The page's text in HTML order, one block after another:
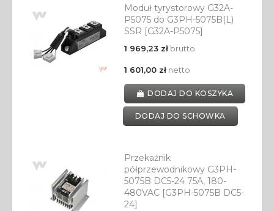
Moduł tyrystorowy G32A-
P5075 do G3PH-5075B(L)
SSR [G32A-P5075]
1 969,23 złbrutto
1 601,00 złnetto
DODAJ DO KOSZYKA
DODAJ DO SCHOWKA
Przekaźnik
półprzewodnikowy G3PH-
5075B DC5-24 75A, 180-
480VAC [G3PH-5075B DC5-
24]